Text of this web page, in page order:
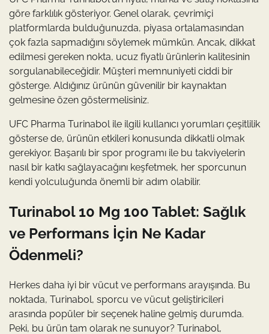
göre farklılık gösteriyor. Genel olarak, çevrimiçi
platformlarda bulduğunuzda, piyasa ortalamasından
çok fazla sapmadığını söylemek mümkün. Ancak, dikkat
edilmesi gereken nokta, ucuz fiyatlı ürünlerin kalitesinin
sorgulanabileceğidir. Müşteri memnuniyeti ciddi bir
gösterge. Aldığınız ürünün güvenilir bir kaynaktan
gelmesine özen göstermelisiniz.
UFC Pharma Turinabol ile ilgili kullanıcı yorumları çeşitlilik
gösterse de, ürünün etkileri konusunda dikkatli olmak
gerekiyor. Başarılı bir spor programı ile bu takviyelerin
nasıl bir katkı sağlayacağını keşfetmek, her sporcunun
kendi yolculuğunda önemli bir adım olabilir.
Turinabol 10 Mg 100 Tablet: Sağlık
ve Performans İçin Ne Kadar
Ödenmeli?
Herkes daha iyi bir vücut ve performans arayışında. Bu
noktada, Turinabol, sporcu ve vücut geliştiricileri
arasında popüler bir seçenek haline gelmiş durumda.
Peki, bu ürün tam olarak ne sunuyor? Turinabol,